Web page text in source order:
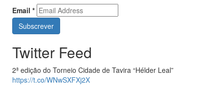
Email *
Twitter Feed
2ª edição do Torneio Cidade de Tavira “Hélder Leal”
https://t.co/WNwSXFXj2X